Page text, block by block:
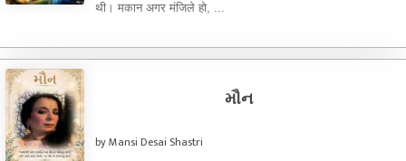
थी। मकान अगर मंजिले हो, ...
મૌન
by Mansi Desai Shastri